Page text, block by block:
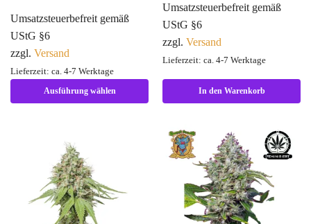
Umsatzsteuerbefreit gemäß
UStG §6
zzgl. Versand
Lieferzeit: ca. 4-7 Werktage
Ausführung wählen
Umsatzsteuerbefreit gemäß
UStG §6
zzgl. Versand
Lieferzeit: ca. 4-7 Werktage
In den Warenkorb